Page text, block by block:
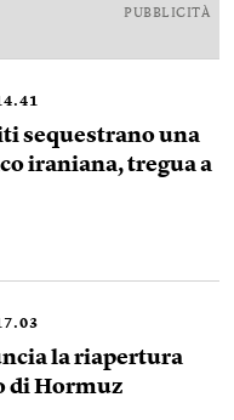
PUBBLICITÀ
sequestrano una
iraniana, tregua a
la riapertura
di Hormuz